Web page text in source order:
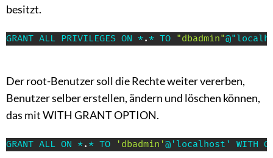
besitzt.
GRANT ALL PRIVILEGES ON *. * TO "dbadmin"
Der root-Benutzer soll die Rechte weiter vererben,
Benutzer selber erstellen, ändern und löschen können,
das mit WITH GRANT OPTION.
GRANT ALL ON *. * TO 'dbadmin'@'localhost' WITH